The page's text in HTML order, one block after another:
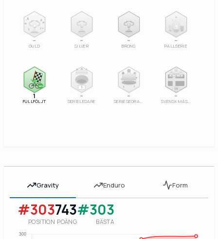
Gravity Enduro Form
#303
POSITION
743
POÄNG
#303
BÄSTA
–
GULD
–
SILVER
3
–
BRONS
–
PALLSERIE
100%
1
FULLFÖLJT
1
–
SERIELEDARE
–
SERIESEGRARE
SM
–
SVENSK MÄSTARE